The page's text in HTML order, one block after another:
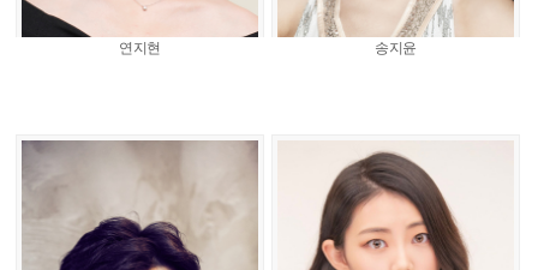
연지현 송지윤